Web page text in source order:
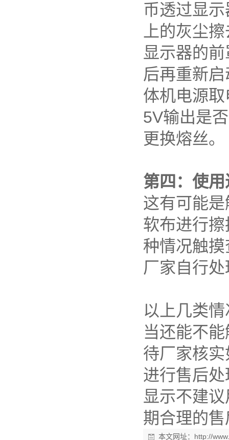
币透过显
上的灰尘
显示器的
后再重新
体机电源
5V输出是
更换熔丝。
第四：使
这有可能
软布进行
种情况触
厂家自行
以上几类
当还能不
待厂家核
进行售后
显示不建
期合理的
本文网址： http://